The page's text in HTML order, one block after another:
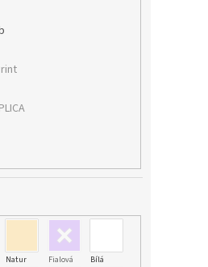
Natur Fialová Bílá